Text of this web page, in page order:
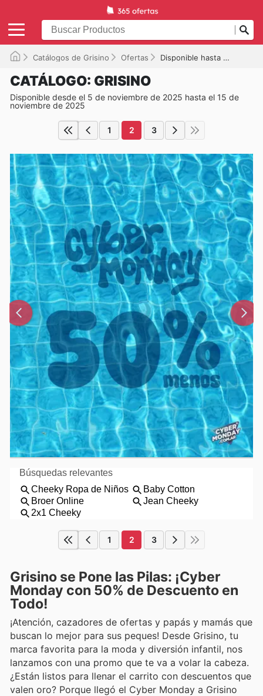
Catálogos de Grisino Ofertas Disponible hasta el 15/11/2025
CATÁLOGO: GRISINO
Disponible desde el 5 de noviembre de 2025 hasta el 15 de
noviembre de 2025
1 2 3
1 2 3
Grisino se Pone las Pilas: ¡Cyber
Monday con 50% de Descuento en
Todo!
¡Atención, cazadores de ofertas y papás y mamás que
buscan lo mejor para sus peques! Desde Grisino, tu
marca favorita para la moda y diversión infantil, nos
lanzamos con una promo que te va a volar la cabeza.
¿Están listos para llenar el carrito con descuentos que
valen oro? Porque llegó el Cyber Monday a Grisino